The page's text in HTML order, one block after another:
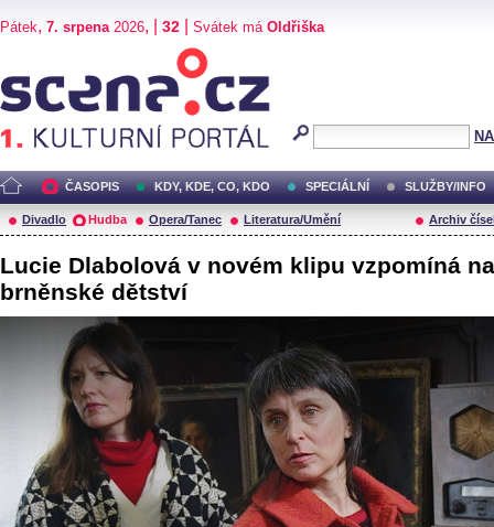
Pátek, 7. srpena2026, | 32 Svátek má Oldřiška
ČASOPIS KDY, KDE, CO, KDO SPECIÁLNÍ SLUŽBY/INFO
Divadlo Hudba Opera/Tanec Literatura/Umění Archiv
Lucie Dlabolová v novém klipu vzpomíná na
brněnské dětství